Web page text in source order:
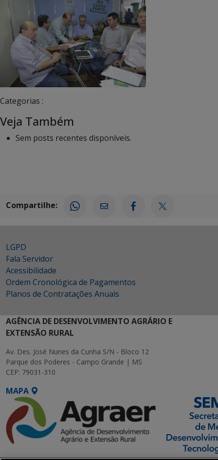
Categorias :
Veja Também
Sem posts recentes disponíveis.
Compartilhe:
LGPD
Fala Servidor
Acessibilidade
Ordem Cronológica de Pagamentos
Planos de Contratações Anuais
AGÊNCIA DE DESENVOLVIMENTO AGRÁRIO E
EXTENSÃO RURAL
Av. Des. José Nunes da Cunha S/N - Bloco 12
Parque dos Poderes - Campo Grande | MS
CEP: 79031-310
MAPA